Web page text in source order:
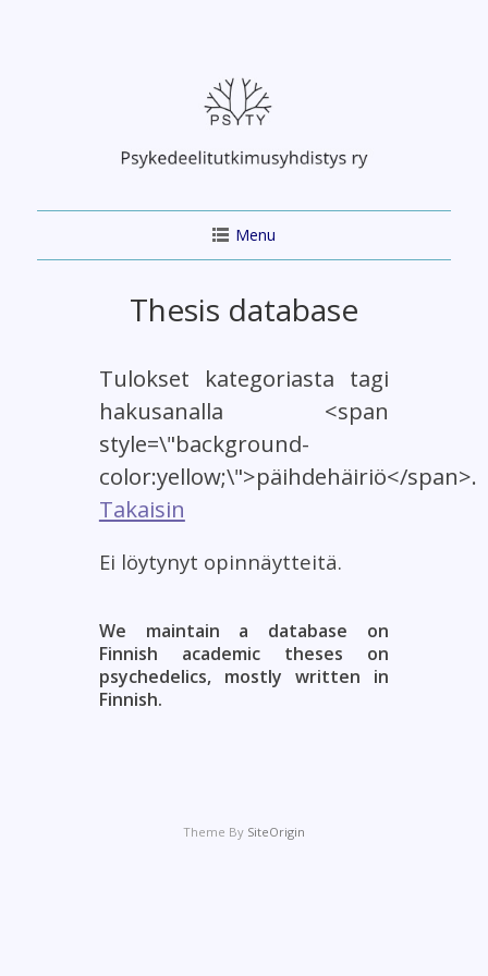
Menu
Thesis database
Tulokset kategoriasta tagi
hakusanalla <span
style=\"background-
color:yellow;\">päihdehäiriö</span>.
Takaisin
Ei löytynyt opinnäytteitä.
We maintain a database on
Finnish academic theses on
psychedelics, mostly written in
Finnish.
Theme By SiteOrigin